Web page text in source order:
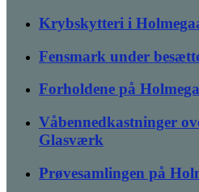
Krybskytteri i
Fensmark under
Forholdene på
Våbennedkastninger
Glasværk
Prøvesamlingen på